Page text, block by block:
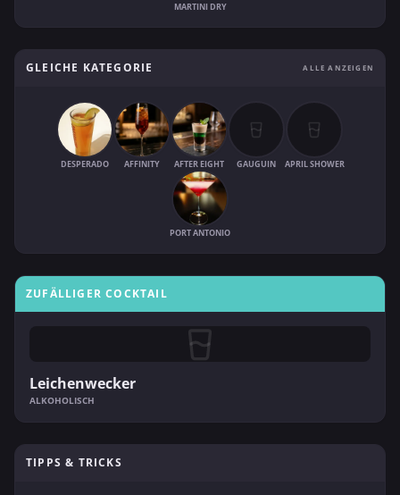
MARTINI DRY
GLEICHE KATEGORIE ALLE ANZEIGEN
DESPERADO AFFINITY AFTER EIGHT GAUGUIN APRIL SHOWER
PORT ANTONIO
ZUFÄLLIGER COCKTAIL
Leichenwecker
ALKOHOLISCH
TIPPS & TRICKS